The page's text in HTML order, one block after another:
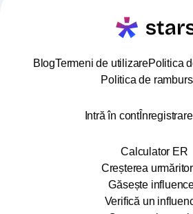
BlogTermeni de utilizarePolitica
Politica de
Intră în contÎnregistrare
Calculator ER
Creșterea
Găsește
Verifică un